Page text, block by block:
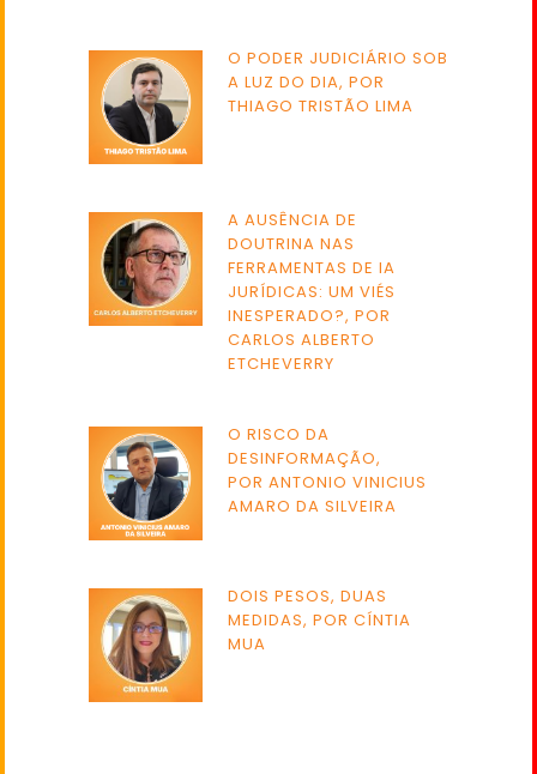
O PODER JUDICIÁRIO SOB
A LUZ DO DIA, POR
THIAGO TRISTÃO LIMA
A AUSÊNCIA DE
DOUTRINA NAS
FERRAMENTAS DE IA
JURÍDICAS: UM VIÉS
INESPERADO?, POR
CARLOS ALBERTO
ETCHEVERRY
O RISCO DA
DESINFORMAÇÃO,
POR ANTONIO VINICIUS
AMARO DA SILVEIRA
DOIS PESOS, DUAS
MEDIDAS, POR CÍNTIA
MUA